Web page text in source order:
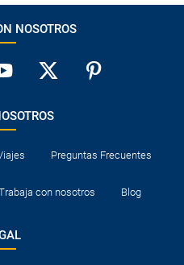
NOSOTROS
Preguntas Frecuentes
con nosotros Blog